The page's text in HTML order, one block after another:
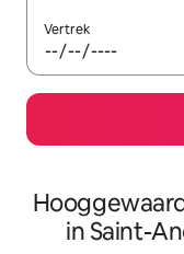
Vertrek
in Saint-